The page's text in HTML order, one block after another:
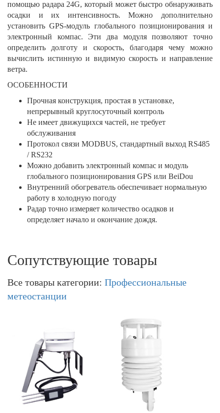
помощью радара 24G, который может быстро обнаруживать
осадки и их интенсивность. Можно дополнительно
установить GPS-модуль глобального позиционирования и
электронный компас. Эти два модуля позволяют точно
определить долготу и скорость, благодаря чему можно
вычислить истинную и видимую скорость и направление
ветра.
ОСОБЕННОСТИ
Прочная конструкция, простая в установке,
непрерывный круглосуточный контроль
Не имеет движущихся частей, не требует
обслуживания
Протокол связи MODBUS, стандартный выход RS485
/ RS232
Можно добавить электронный компас и модуль
глобального позиционирования GPS или BeiDou
Внутренний обогреватель обеспечивает нормальную
работу в холодную погоду
Радар точно измеряет количество осадков и
определяет начало и окончание дождя.
Сопутствующие товары
Все товары категории: Профессиональные
метеостанции